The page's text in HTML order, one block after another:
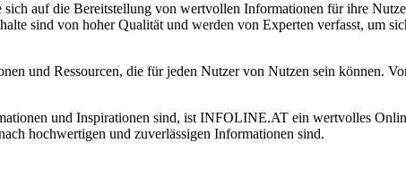
auf die Bereitstellung von wertvollen Informationen für ihre
sind von hoher Qualität und werden von Experten verfasst, um
und Ressourcen, die für jeden Nutzer von Nutzen sein können.
und Inspirationen sind, ist INFOLINE.AT ein wertvolles
hochwertigen und zuverlässigen Informationen sind.